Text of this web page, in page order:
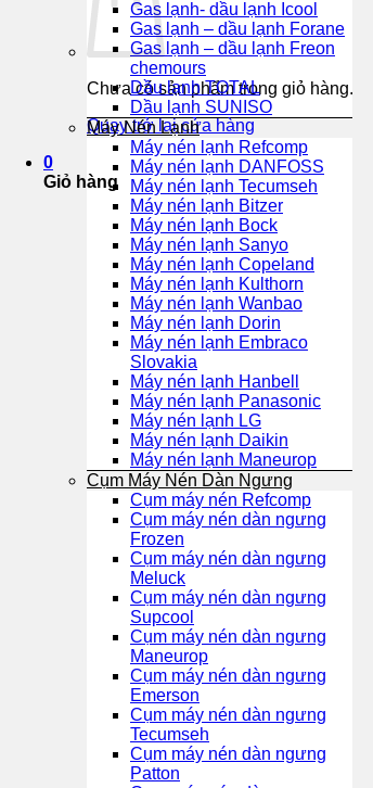
Chưa có sản phẩm trong giỏ hàng.
Quay trở lại cửa hàng
0
Giỏ hàng
Gas lạnh- dầu lạnh Icool
Gas lạnh – dầu lạnh Forane
Gas lạnh – dầu lạnh Freon
chemours
Dầu lạnh TOTAL
Dầu lạnh SUNISO
Máy Nén Lạnh
Máy nén lạnh Refcomp
Máy nén lạnh DANFOSS
Máy nén lạnh Tecumseh
Máy nén lạnh Bitzer
Máy nén lạnh Bock
Máy nén lạnh Sanyo
Máy nén lạnh Copeland
Máy nén lạnh Kulthorn
Máy nén lạnh Wanbao
Máy nén lạnh Dorin
Máy nén lạnh Embraco
Slovakia
Máy nén lạnh Hanbell
Máy nén lạnh Panasonic
Máy nén lạnh LG
Máy nén lạnh Daikin
Máy nén lạnh Maneurop
Cụm Máy Nén Dàn Ngưng
Cụm máy nén Refcomp
Cụm máy nén dàn ngưng
Frozen
Cụm máy nén dàn ngưng
Meluck
Cụm máy nén dàn ngưng
Supcool
Cụm máy nén dàn ngưng
Maneurop
Cụm máy nén dàn ngưng
Emerson
Cụm máy nén dàn ngưng
Tecumseh
Cụm máy nén dàn ngưng
Patton